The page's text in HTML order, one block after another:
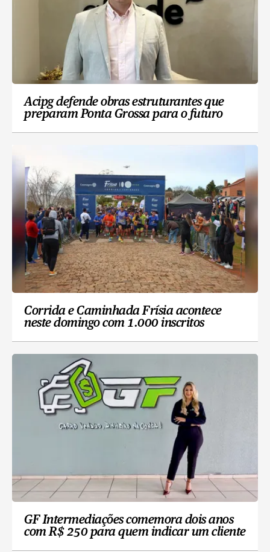
Acipg defende obras estruturantes que
preparam Ponta Grossa para o futuro
Corrida e Caminhada Frísia acontece
neste domingo com 1.000 inscritos
GF Intermediações comemora dois anos
com R$ 250 para quem indicar um cliente